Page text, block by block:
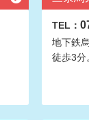
TEL：
地下鉄
徒歩3分